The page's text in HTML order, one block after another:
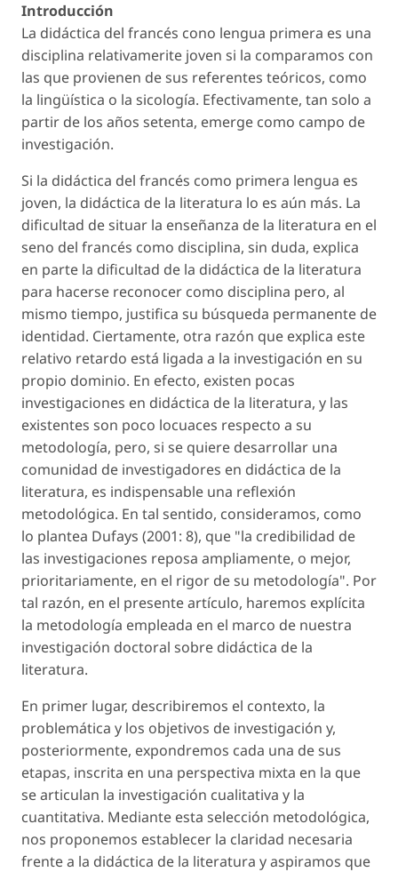
Introducción
La didáctica del francés cono lengua primera es una
disciplina relativamerite joven si la comparamos con
las que provienen de sus referentes teóricos, como
la lingüística o la sicología. Efectivamente, tan solo a
partir de los años setenta, emerge como campo de
investigación.
Si la didáctica del francés como primera lengua es
joven, la didáctica de la literatura lo es aún más. La
dificultad de situar la enseñanza de la literatura en el
seno del francés como disciplina, sin duda, explica
en parte la dificultad de la didáctica de la literatura
para hacerse reconocer como disciplina pero, al
mismo tiempo, justifica su búsqueda permanente de
identidad. Ciertamente, otra razón que explica este
relativo retardo está ligada a la investigación en su
propio dominio. En efecto, existen pocas
investigaciones en didáctica de la literatura, y las
existentes son poco locuaces respecto a su
metodología, pero, si se quiere desarrollar una
comunidad de investigadores en didáctica de la
literatura, es indispensable una reflexión
metodológica. En tal sentido, consideramos, como
lo plantea Dufays (2001: 8), que "la credibilidad de
las investigaciones reposa ampliamente, o mejor,
prioritariamente, en el rigor de su metodología". Por
tal razón, en el presente artículo, haremos explícita
la metodología empleada en el marco de nuestra
investigación doctoral sobre didáctica de la
literatura.
En primer lugar, describiremos el contexto, la
problemática y los objetivos de investigación y,
posteriormente, expondremos cada una de sus
etapas, inscrita en una perspectiva mixta en la que
se articulan la investigación cualitativa y la
cuantitativa. Mediante esta selección metodológica,
nos proponemos establecer la claridad necesaria
frente a la didáctica de la literatura y aspiramos que